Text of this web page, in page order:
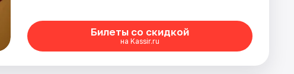
Билеты со скидкой
на Kassir.ru